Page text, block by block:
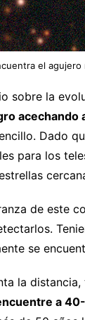
el agujero
sobre la
acechando
Dado
para los
de este
se
la
a